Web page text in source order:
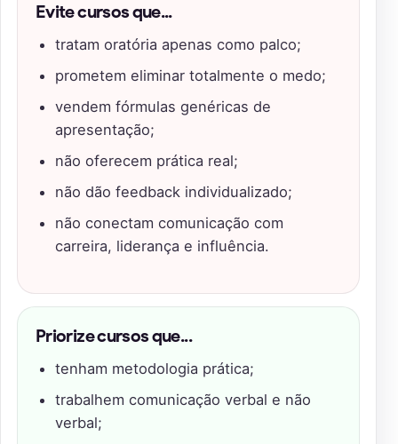
Evite cursos que...
tratam oratória apenas como palco;
prometem eliminar totalmente o medo;
vendem fórmulas genéricas de
apresentação;
não oferecem prática real;
não dão feedback individualizado;
não conectam comunicação com
carreira, liderança e influência.
Priorize cursos que...
tenham metodologia prática;
trabalhem comunicação verbal e não
verbal;